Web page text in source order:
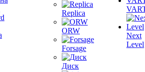
Replica
ORW
Forsage
Диск
Next
Level